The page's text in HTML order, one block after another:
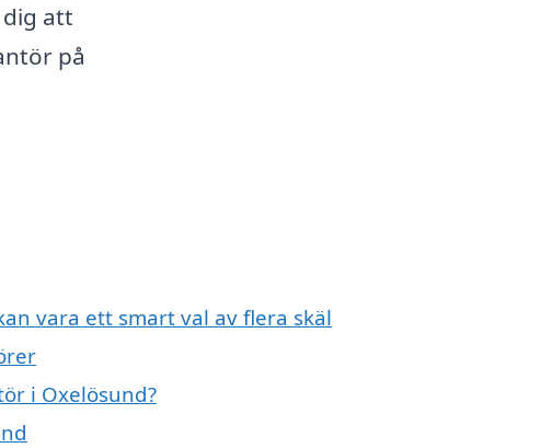
dig att
på
vara ett smart val av flera skäl
i Oxelösund?